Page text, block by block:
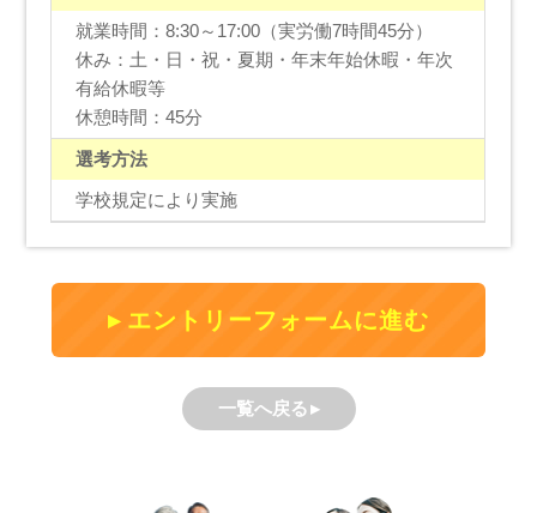
就業時間：8:30～17:00（実労働7時間45分）
休み：土・日・祝・夏期・年末年始休暇・年次
有給休暇等
休憩時間：45分
選考方法
学校規定により実施
エントリーフォームに進む
一覧へ戻る